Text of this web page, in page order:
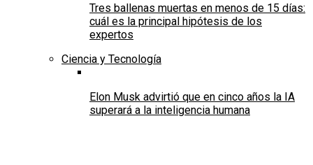
Tres ballenas muertas en menos de 15 días:
cuál es la principal hipótesis de los
expertos
Ciencia y Tecnología
Elon Musk advirtió que en cinco años la IA
superará a la inteligencia humana